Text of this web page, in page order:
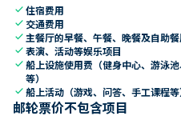
check住宿费用
check 交通费用
check 主餐厅的早餐、午餐、晚餐及自助
check表演、活动等娱乐项目
check船上设施使用费（健身中心、游泳
等）
check船上活动（游戏、问答、手工课程等
邮轮票价不包含项目